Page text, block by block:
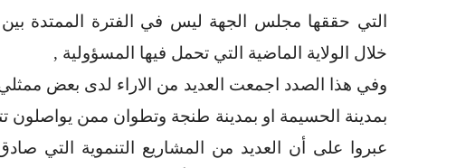
التي حققها مجلس الجهة ليس في الفترة الممتدة
خلال الولاية الماضية التي تحمل فيها المسؤولية ,
وفي هذا الصدد اجمعت العديد من الاراء لدى بعض
بمدينة الحسيمة او بمدينة طنجة وتطوان ممن
عبروا على أن العديد من المشاريع التنموية التي